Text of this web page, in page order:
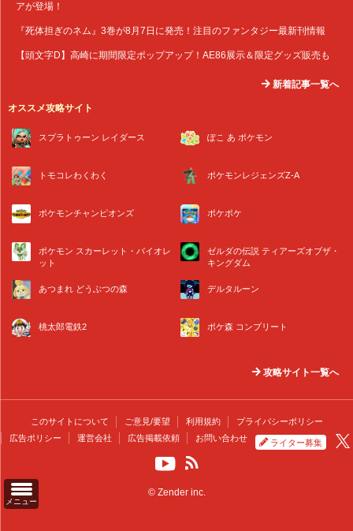
メニュー
アが登場！
『死体担ぎのネム』3巻が8月7日に発売！注目のファンタジー最新刊情報
【頭文字D】高崎に期間限定ポップアップ！AE86展示＆限定グッズ販売も
新着記事一覧へ
オススメ攻略サイト
スプラトゥーン レイダース ぽこ あ ポケモン
トモコレわくわく ポケモンレジェンズZ-A
ポケモンチャンピオンズ ポケポケ
ポケモン スカーレット・バイオレ
ット
ゼルダの伝説 ティアーズオブザ・
キングダム
あつまれ どうぶつの森 デルタルーン
桃太郎電鉄2 ポケ森 コンプリート
攻略サイト一覧へ
このサイトについて ご意見/要望 利用規約
プライバシーポリシー
広告ポリシー
運営会社 広告掲載依頼 お問い合わせ ライター募集
© Zender inc.